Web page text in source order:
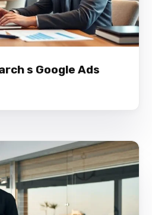
s Google Ads